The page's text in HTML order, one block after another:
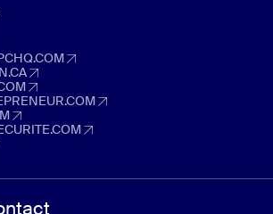
(Ouvre dans un nouvel onglet)
dans un nouvel onglet)
dans un nouvel onglet)
(Ouvre dans un nouvel onglet)
dans un nouvel onglet)
(Ouvre dans un nouvel onglet)